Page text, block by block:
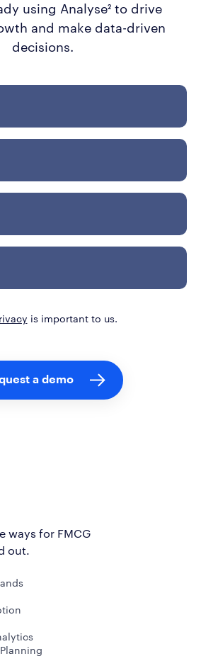
using Analyse² to drive
and make data-driven
decisions.
is important to us.
ways for FMCG
out.